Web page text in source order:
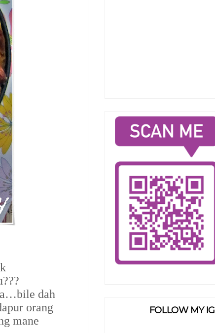
dah
orang
mane
FOLLOW MY IG